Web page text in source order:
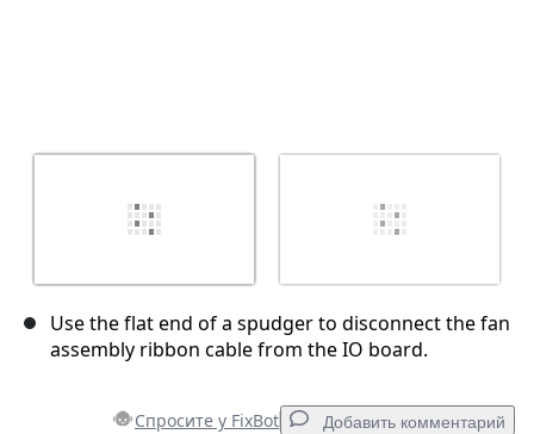
Use the flat end of a spudger to disconnect the fan
assembly ribbon cable from the IO board.
Спросите у FixBot Добавить комментарий